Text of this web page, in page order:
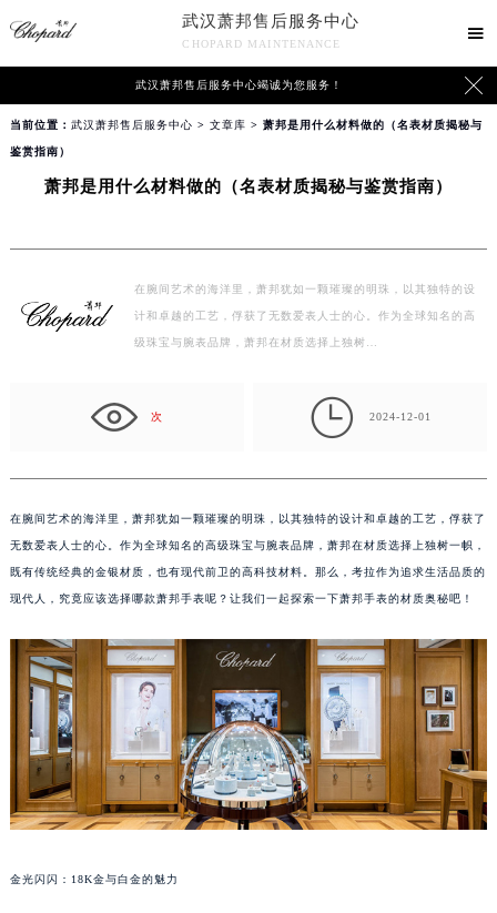
武汉萧邦售后服务中心
CHOPARD MAINTENANCE

武汉萧邦售后服务中心竭诚为您服务！ 
当前位置： 武汉萧邦售后服务中心 > 文章库 > 萧邦是用什么材料做的（名表材质揭秘与
鉴赏指南）
萧邦是用什么材料做的（名表材质揭秘与鉴赏指南）
在腕间艺术的海洋里，萧邦犹如一颗璀璨的明珠，以其独特的设
计和卓越的工艺，俘获了无数爱表人士的心。作为全球知名的高
级珠宝与腕表品牌，萧邦在材质选择上独树…
次  2024-12-01
在腕间艺术的海洋里，萧邦犹如一颗璀璨的明珠，以其独特的设计和卓越的工艺，俘获了
无数爱表人士的心。作为全球知名的高级珠宝与腕表品牌，萧邦在材质选择上独树一帜，
既有传统经典的金银材质，也有现代前卫的高科技材料。那么，考拉作为追求生活品质的
现代人，究竟应该选择哪款萧邦手表呢？让我们一起探索一下萧邦手表的材质奥秘吧！
金光闪闪：18K金与白金的魅力